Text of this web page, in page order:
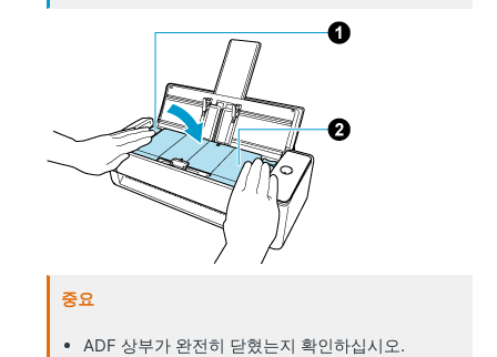
중요
ADF 상부가 완전히 닫혔는지 확인하십시오.